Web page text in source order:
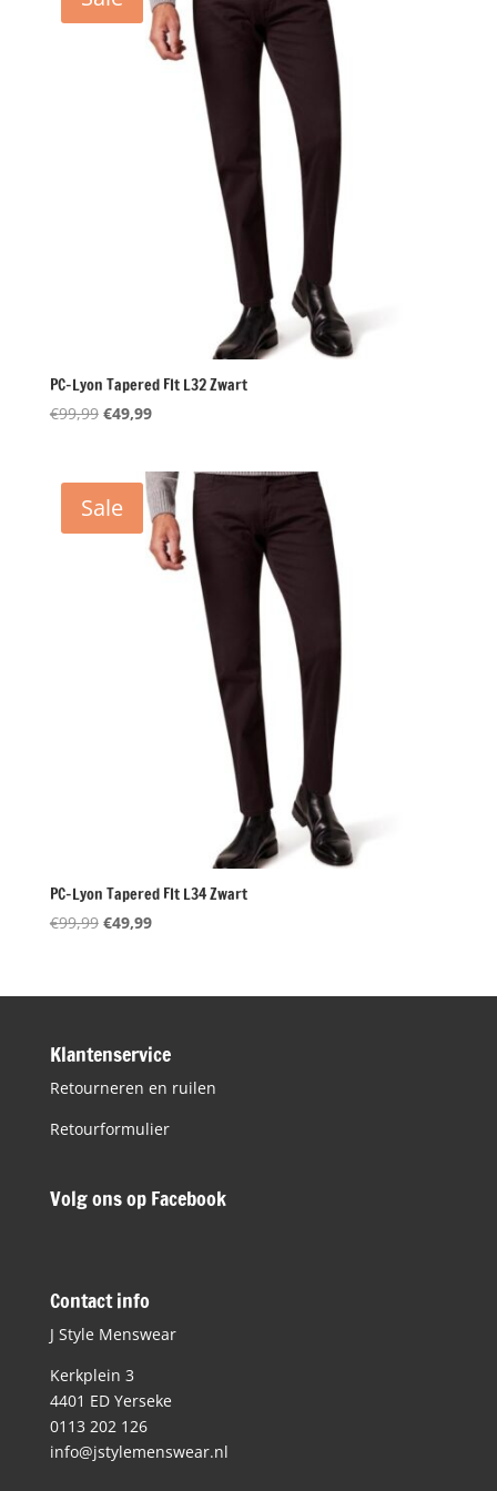
PC-Lyon Tapered FIt L32 Zwart
€99,99 Oorspronkelijke
€99,99.
€49,99Huidige
€49,99.
Sale
PC-Lyon Tapered FIt L34 Zwart
€99,99 Oorspronkelijke
€99,99.
€49,99Huidige
€49,99.
Klantenservice
Retourneren en ruilen
Retourformulier
Volg ons op Facebook
Contact info
J Style Menswear
Kerkplein 3
4401 ED Yerseke
0113 202 126
info@jstylemenswear.nl